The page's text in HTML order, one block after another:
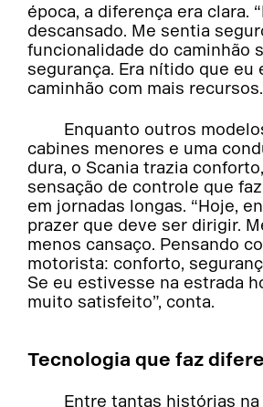
época, a diferença era clara.
descansado. Me sentia
funcionalidade do caminhão
segurança. Era nítido que eu
caminhão com mais
Enquanto outros
cabines menores e uma
dura, o Scania trazia
sensação de controle que
em jornadas longas. “Hoje,
prazer que deve ser dirigir.
menos cansaço. Pensando
motorista: conforto,
Se eu estivesse na estrada
muito satisfeito”, conta.
Tecnologia que faz
Entre tantas histórias na